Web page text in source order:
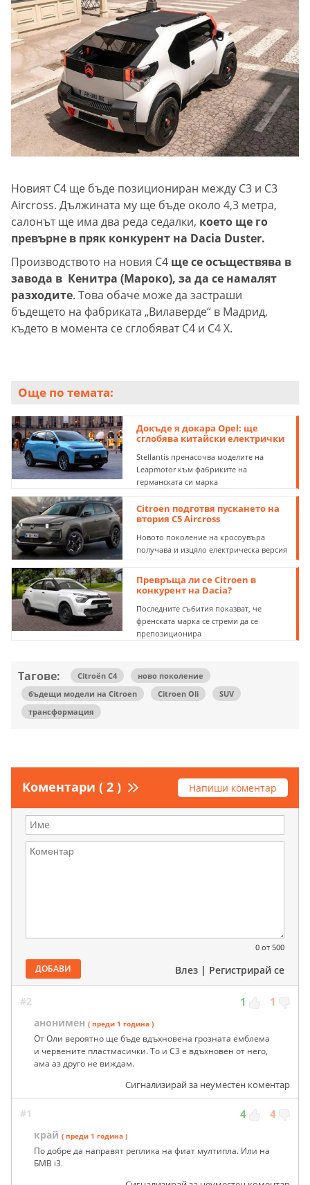
Новият C4 ще бъде позициониран между C3 и C3
Aircross. Дължината му ще бъде около 4,3 метра,
салонът ще има два реда седалки, което ще го
превърне в пряк конкурент на Dacia Duster.
Производството на новия C4 ще се осъществява в
завода в Кенитра (Мароко), за да се намалят
разходите. Това обаче може да застраши
бъдещето на фабриката „Вилаверде“ в Мадрид,
където в момента се сглобяват C4 и C4 X.
Още по темата:
Докъде я докара Opel: ще
сглобява китайски електрички
Stellantis пренасочва моделите на
Leapmotor към фабриките на
германската си марка
Citroen подготвя пускането на
втория C5 Aircross
Новото поколение на кросоувъра
получава и изцяло електрическа версия
Превръща ли се Citroen в
конкурент на Dacia?
Последните събития показват, че
френската марка се стреми да се
препозиционира
Тагове: Citroën C4
ново поколение
бъдещи модели на Citroen
Citroen Oli
SUV
трансформация
Коментари ( 2 ) Напиши коментар
0 от 500
ДОБАВИ Влез | Регистрирай се
#2 1 1
анонимен ( преди 1 година )
От Оли вероятно ще бъде вдъхновена грозната емблема
и червените пластмасички. То и С3 е вдъхновен от него,
ама аз друго не виждам.
Сигнализирай за неуместен коментар
#1 4 4
край ( преди 1 година )
По добре да направят реплика на фиат мултипла. Или на
БМВ i3.